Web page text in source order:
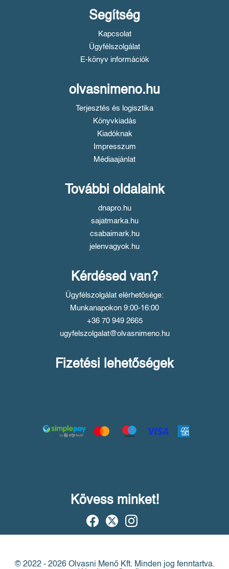
Segítség
Kapcsolat
Ügyfélszolgálat
E-könyv információk
olvasnimeno.hu
Terjesztés és logisztika
Könyvkiadás
Kiadóknak
Impresszum
Médiaajánlat
További oldalaink
dnapro.hu
sajatmarka.hu
csabaimark.hu
jelenvagyok.hu
Kérdésed van?
Ügyfélszolgálat elérhetősége:
Munkanapokon 9:00-16:00
+36 70 949 2665
ugyfelszolgalat@olvasnimeno.hu
Fizetési lehetőségek
Kövess minket!
© 2022 - 2026 Olvasni Menő Kft. Minden jog fenntartva.